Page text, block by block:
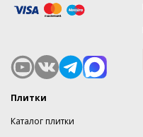
Плитки
Каталог плитки